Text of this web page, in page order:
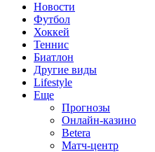
Новости
Футбол
Хоккей
Теннис
Биатлон
Другие виды
Lifestyle
Еще
Прогнозы
Онлайн-казино
Betera
Матч-центр